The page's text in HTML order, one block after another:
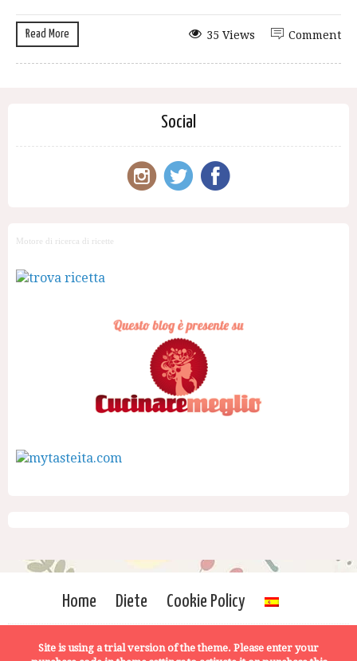
Read More Comment
35 Views
Social
Motore di ricerca di ricette
Home Diete Cookie Policy
Site is using a trial version of the theme. Please enter your